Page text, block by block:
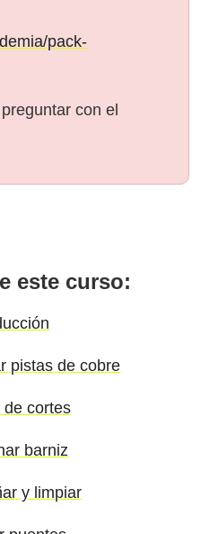
pack-
con el
este curso:
pistas de cobre
de cortes
barniz
y limpiar